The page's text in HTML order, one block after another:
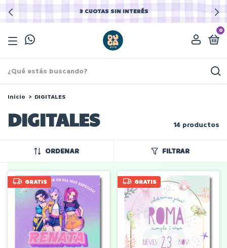
3 CUOTAS SIN INTERÉS
0
Inicio > DIGITALES
DIGITALES 14 productos
ORDENAR FILTRAR
GRATIS GRATIS